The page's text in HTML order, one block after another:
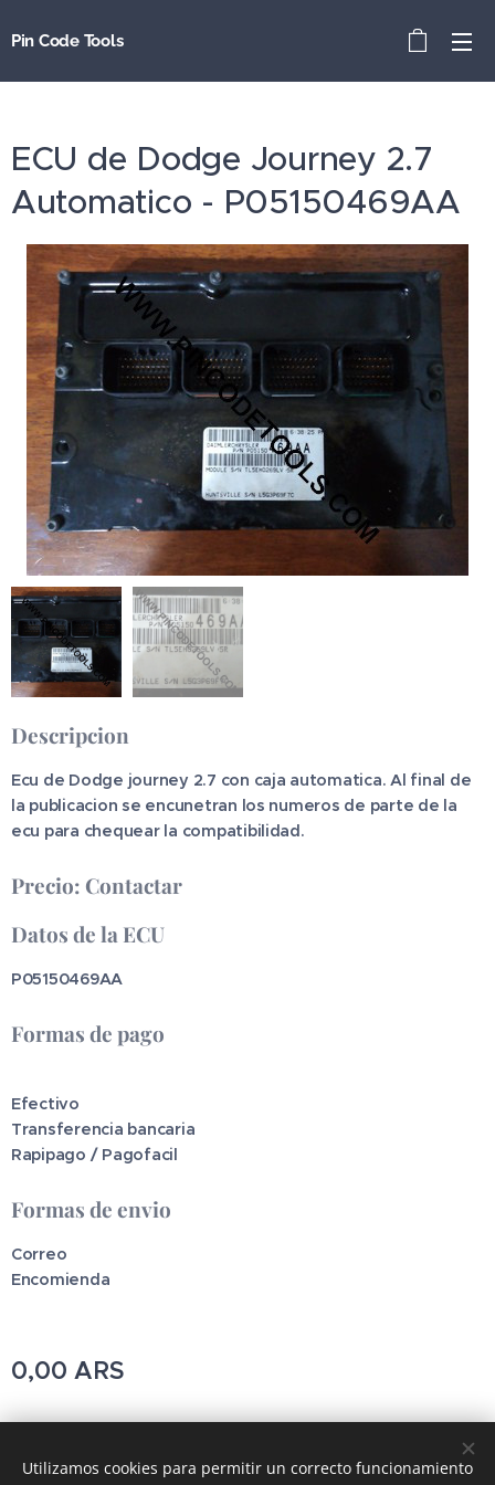
Pin Code Tools
ECU de Dodge Journey 2.7
Automatico - P05150469AA
Descripcion
Ecu de Dodge journey 2.7 con caja automatica. Al final de
la publicacion se encunetran los numeros de parte de la
ecu para chequear la compatibilidad.
Precio: Contactar
Datos de la ECU
P05150469AA
Formas de pago
Efectivo
Transferencia bancaria
Rapipago / Pagofacil
Formas de envio
Correo
Encomienda
0,00 ARS
Pincodetools
Utilizamos cookies para permitir un correcto funcionamiento